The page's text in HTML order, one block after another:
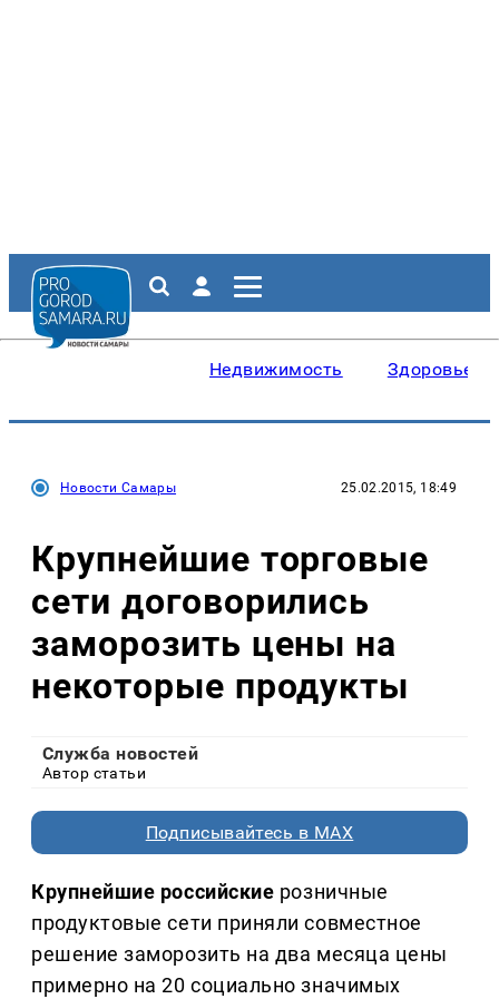
Недвижимость Здоровье
Новости Самары 25.02.2015, 18:49
Крупнейшие торговые
сети договорились
заморозить цены на
некоторые продукты
Служба новостей
Автор статьи
Подписывайтесь в MAX
Крупнейшие российские розничные
продуктовые сети приняли совместное
решение заморозить на два месяца цены
примерно на 20 социально значимых